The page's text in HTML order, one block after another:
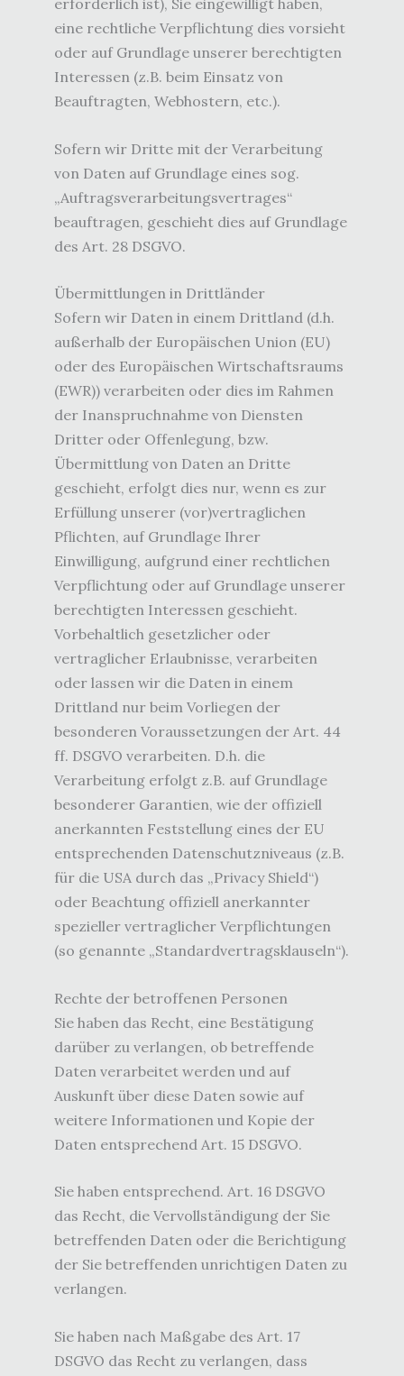
eine rechtliche Verpflichtung dies vorsieht
oder auf Grundlage unserer berechtigten
Interessen (z.B. beim Einsatz von
Beauftragten, Webhostern, etc.).
Sofern wir Dritte mit der Verarbeitung
von Daten auf Grundlage eines sog.
„Auftragsverarbeitungsvertrages“
beauftragen, geschieht dies auf Grundlage
des Art. 28 DSGVO.
Übermittlungen in Drittländer
Sofern wir Daten in einem Drittland (d.h.
außerhalb der Europäischen Union (EU)
oder des Europäischen Wirtschaftsraums
(EWR)) verarbeiten oder dies im Rahmen
der Inanspruchnahme von Diensten
Dritter oder Offenlegung, bzw.
Übermittlung von Daten an Dritte
geschieht, erfolgt dies nur, wenn es zur
Erfüllung unserer (vor)vertraglichen
Pflichten, auf Grundlage Ihrer
Einwilligung, aufgrund einer rechtlichen
Verpflichtung oder auf Grundlage unserer
berechtigten Interessen geschieht.
Vorbehaltlich gesetzlicher oder
vertraglicher Erlaubnisse, verarbeiten
oder lassen wir die Daten in einem
Drittland nur beim Vorliegen der
besonderen Voraussetzungen der Art. 44
ff. DSGVO verarbeiten. D.h. die
Verarbeitung erfolgt z.B. auf Grundlage
besonderer Garantien, wie der offiziell
anerkannten Feststellung eines der EU
entsprechenden Datenschutzniveaus (z.B.
für die USA durch das „Privacy Shield“)
oder Beachtung offiziell anerkannter
spezieller vertraglicher Verpflichtungen
(so genannte „Standardvertragsklauseln“).
Rechte der betroffenen Personen
Sie haben das Recht, eine Bestätigung
darüber zu verlangen, ob betreffende
Daten verarbeitet werden und auf
Auskunft über diese Daten sowie auf
weitere Informationen und Kopie der
Daten entsprechend Art. 15 DSGVO.
Sie haben entsprechend. Art. 16 DSGVO
das Recht, die Vervollständigung der Sie
betreffenden Daten oder die Berichtigung
der Sie betreffenden unrichtigen Daten zu
verlangen.
Sie haben nach Maßgabe des Art. 17
DSGVO das Recht zu verlangen, dass